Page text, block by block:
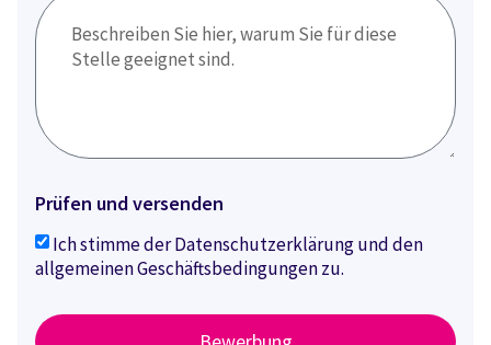
Prüfen und versenden
Ich stimme der Datenschutzerklärung und den
allgemeinen Geschäftsbedingungen zu.